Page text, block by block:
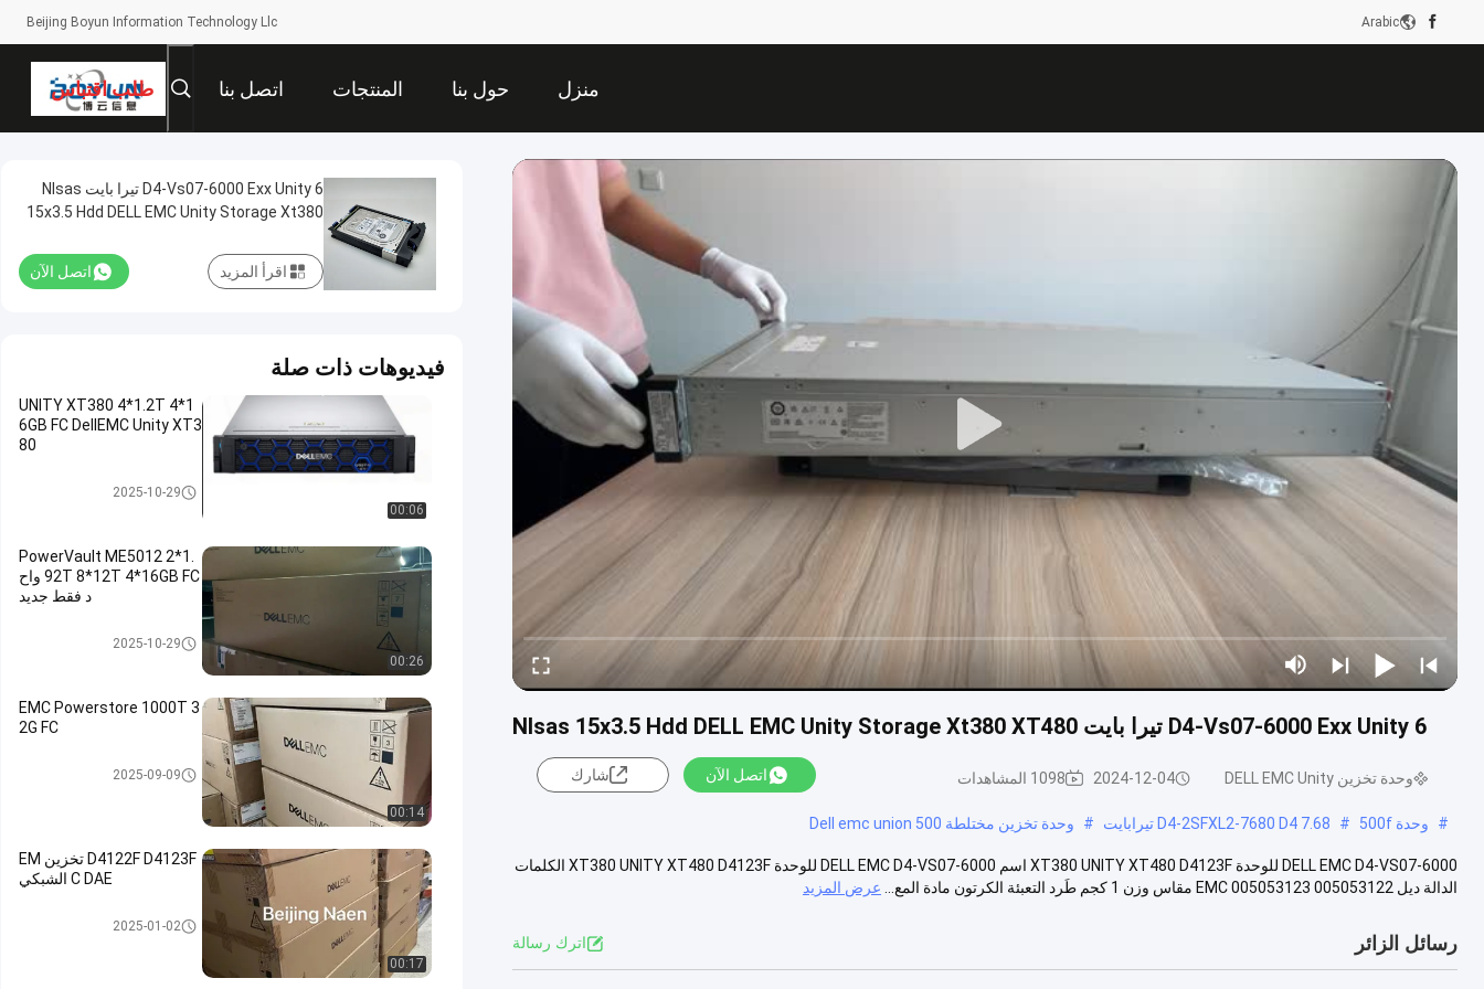
Beijing Boyun Information Technology Llc Arabic
منزل حول بنا المنتجات اتصل بنا طلب اقتباس
D4-Vs07-6000 Exx Unity 6 تيرا بايت Nlsas 15x3.5 Hdd DELL EMC Unity Storage Xt380 XT480
وحدة تخزين DELL EMC Unity 2024-12-04 1098 المشاهدات اتصل الآن شارك
# وحدة 500f # D4-2SFXL2-7680 D4 7.68 تيرابايت # وحدة تخزين مختلطة Dell emc union 500
DELL EMC D4-VS07-6000 للوحدة XT380 UNITY XT480 D4123F اسم DELL EMC D4-VS07-6000 للوحدة XT380 UNITY XT480 D4123F الكلمات
الدالة ديل EMC 005053123 005053122 مقاس وزن 1 كجم طَرد التعبئة الكرتون مادة المع...
عرض المزيد
رسائل الزائر اترك رسالة
D4-Vs07-6000 Exx Unity 6 تيرا بايت Nlsas
15x3.5 Hdd DELL EMC Unity Storage Xt380
اتصل الآن اقرأ المزيد
فيديوهات ذات صلة
00:06
UNITY XT380 4*1.2T 4*1
6GB FC DellEMC Unity XT3
80
وحدة تخزين DELL EMC Unity
2025-10-29
00:26
PowerVault ME5012 2*1.
92T 8*12T 4*16GB FC واح
د فقط جديد
وحدة تخزين DELL EMC Unity
2025-10-29
00:14
EMC Powerstore 1000T 3
2G FC
وحدة تخزين DELL EMC Unity
2025-09-09
00:17
D4122F D4123F تخزين EM
C DAE الشبكي
وحدة تخزين DELL EMC Unity
2025-01-02